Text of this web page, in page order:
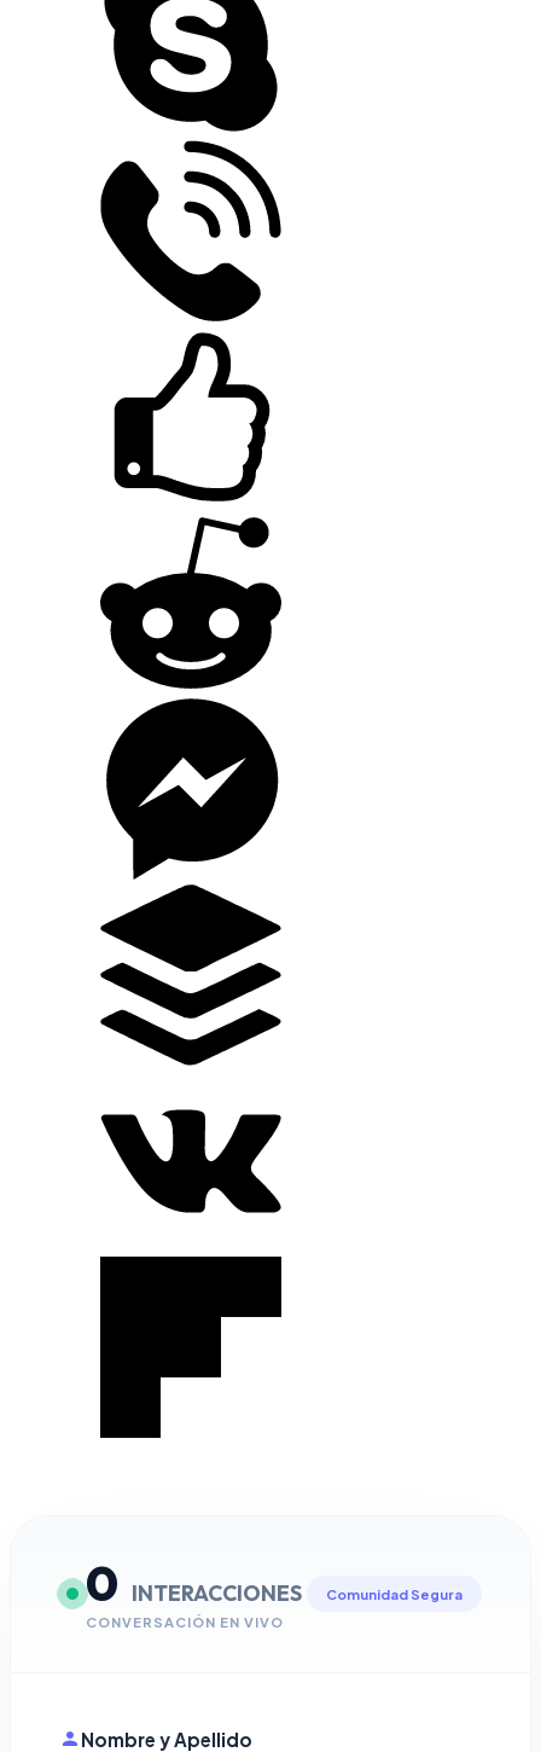
0 INTERACCIONES
CONVERSACIÓN EN VIVO
Comunidad Segura
Nombre y Apellido